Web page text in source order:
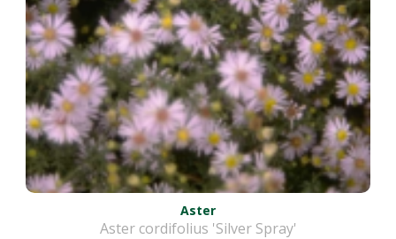
Aster
Aster cordifolius 'Silver Spray'